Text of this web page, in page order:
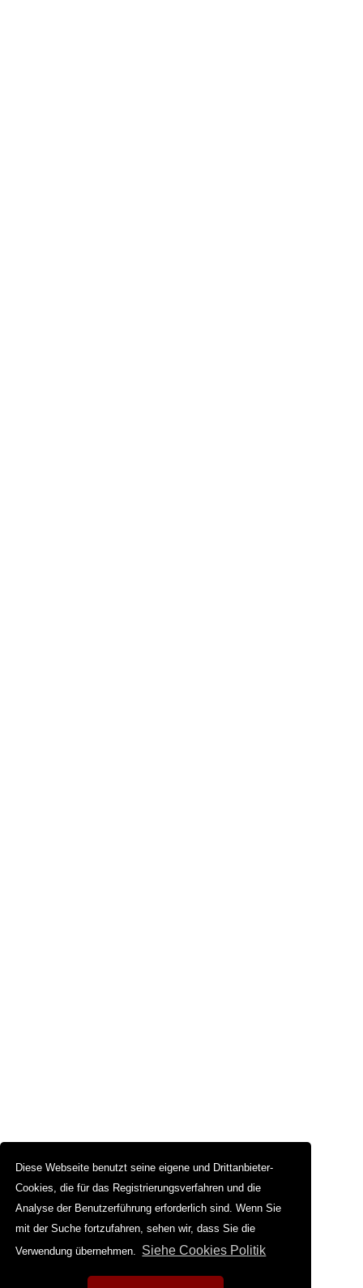
Diese Webseite benutzt seine eigene und Drittanbieter-
Cookies, die für das Registrierungsverfahren und die
Analyse der Benutzerführung erforderlich sind. Wenn Sie
mit der Suche fortzufahren, sehen wir, dass Sie die
Verwendung übernehmen. Siehe Cookies Politik